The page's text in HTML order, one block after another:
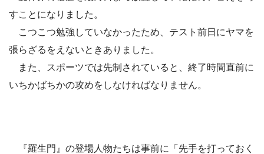
すことになりました。
こつこつ勉強していなかったため、テスト前日にヤマを
張らざるをえないときありました。
また、スポーツでは先制されていると、終了時間直前に
いちかばちかの攻めをしなければなりません。
『羅生門』の登場人物たちは事前に「先手を打っておく